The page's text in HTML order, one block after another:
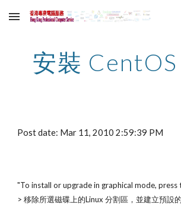
Skip to main content
安裝
Post date: Mar 11, 2010 2:59:39 PM
"To install or upgrade in graphical mode, press
> 移除所選磁碟上的Linux 分割區，並建立預設